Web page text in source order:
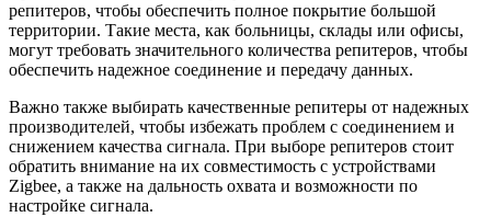
репитеров, чтобы обеспечить полное покрытие большой
территории. Такие места, как больницы, склады или офисы,
могут требовать значительного количества репитеров, чтобы
обеспечить надежное соединение и передачу данных.
Важно также выбирать качественные репитеры от надежных
производителей, чтобы избежать проблем с соединением и
снижением качества сигнала. При выборе репитеров стоит
обратить внимание на их совместимость с устройствами
Zigbee, а также на дальность охвата и возможности по
настройке сигнала.